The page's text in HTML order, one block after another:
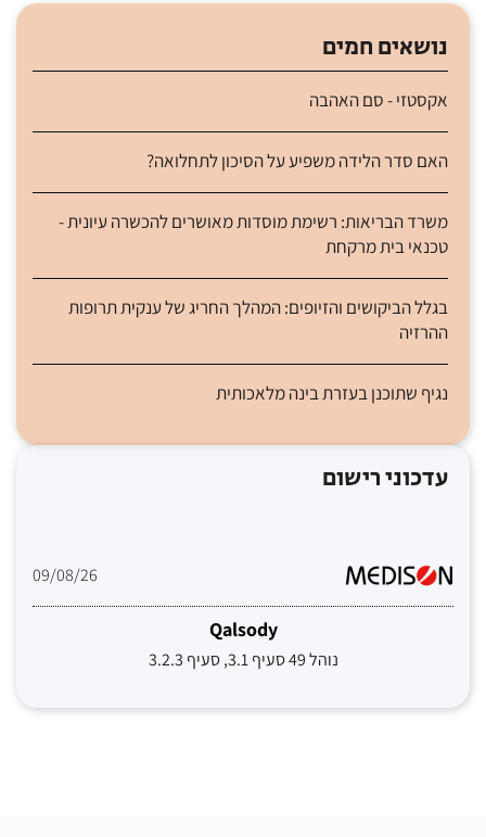
נושאים חמים
אקסטזי - סם האהבה
האם סדר הלידה משפיע על הסיכון לתחלואה?
משרד הבריאות: רשימת מוסדות מאושרים להכשרה עיונית -
טכנאי בית מרקחת
בגלל הביקושים והזיופים: המהלך החריג של ענקית תרופות
ההרזיה
נגיף שתוכנן בעזרת בינה מלאכותית
עדכוני רישום
09/08/26
Qalsody
נוהל 49 סעיף 3.1, סעיף 3.2.3